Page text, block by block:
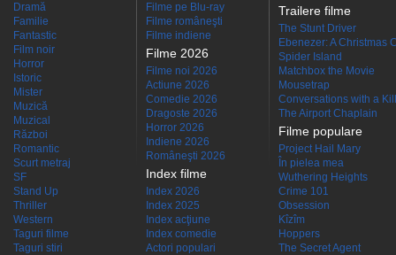
Dramă
Familie
Fantastic
Film noir
Horror
Istoric
Mister
Muzică
Muzical
Război
Romantic
Scurt metraj
SF
Stand Up
Thriller
Western
Taguri filme
Taguri stiri
Filme pe Blu-ray
Filme româneşti
Filme indiene
Filme 2026
Filme noi 2026
Actiune 2026
Comedie 2026
Dragoste 2026
Horror 2026
Indiene 2026
Româneşti 2026
Index filme
Index 2026
Index 2025
Index acţiune
Index comedie
Actori populari
Trailere filme
The Stunt Driver
Ebenezer: A Christmas
Spider Island
Matchbox the Movie
Mousetrap
Conversations with a
The Airport Chaplain
Filme populare
Project Hail Mary
În pielea mea
Wuthering Heights
Crime 101
Obsession
Kîzîm
Hoppers
The Secret Agent